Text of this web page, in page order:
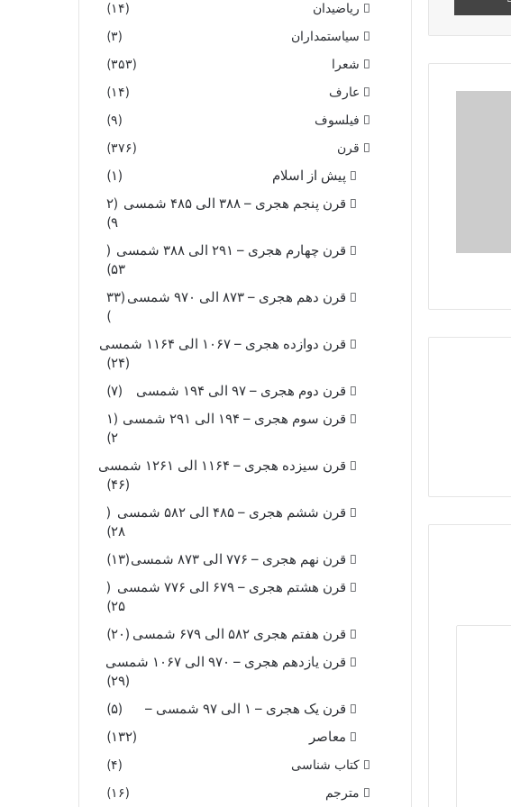
ریاضیدان
(۱۴)
سیاستمداران
(۳)
شعرا
(۳۵۳)
عارف
(۱۴)
فیلسوف
(۹)
قرن
(۳۷۶)
پیش از اسلام
(۱)
قرن پنجم هجری – ۳۸۸ الی ۴۸۵ شمسی
(۲
۹)
قرن چهارم هجری – ۲۹۱ الی ۳۸۸ شمسی
(
۵۳)
قرن دهم هجری – ۸۷۳ الی ۹۷۰ شمسی
(۳۳
)
قرن دوازده هجری – ۱۰۶۷ الی ۱۱۶۴ شمسی
(۲۴)
قرن دوم هجری – ۹۷ الی ۱۹۴ شمسی
(۷)
قرن سوم هجری – ۱۹۴ الی ۲۹۱ شمسی
(۱
۲)
قرن سیزده هجری – ۱۱۶۴ الی ۱۲۶۱ شمسی
(۴۶)
قرن ششم هجری – ۴۸۵ الی ۵۸۲ شمسی
(
۲۸)
قرن نهم هجری – ۷۷۶ الی ۸۷۳ شمسی
(۱۳)
قرن هشتم هجری – ۶۷۹ الی ۷۷۶ شمسی
(
۲۵)
قرن هفتم هجری ۵۸۲ الی ۶۷۹ شمسی
(۲۰)
قرن یازدهم هجری – ۹۷۰ الی ۱۰۶۷ شمسی
(۲۹)
قرن یک هجری – ۱ الی ۹۷ شمسی –
(۵)
معاصر
(۱۳۲)
کتاب شناسی
(۴)
مترجم
(۱۶)